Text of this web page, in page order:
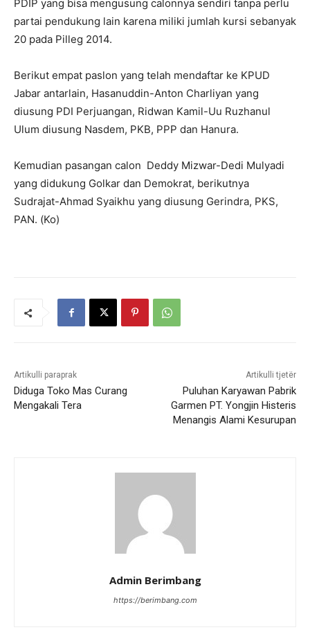
PDIP yang bisa mengusung calonnya sendiri tanpa perlu
partai pendukung lain karena miliki jumlah kursi sebanyak
20 pada Pilleg 2014.
Berikut empat paslon yang telah mendaftar ke KPUD
Jabar antarlain, Hasanuddin-Anton Charliyan yang
diusung PDI Perjuangan, Ridwan Kamil-Uu Ruzhanul
Ulum diusung Nasdem, PKB, PPP dan Hanura.
Kemudian pasangan calon Deddy Mizwar-Dedi Mulyadi
yang didukung Golkar dan Demokrat, berikutnya
Sudrajat-Ahmad Syaikhu yang diusung Gerindra, PKS,
PAN. (Ko)
Artikulli paraprak
Diduga Toko Mas Curang
Mengakali Tera
Artikulli tjetër
Puluhan Karyawan Pabrik
Garmen PT. Yongjin Histeris
Menangis Alami Kesurupan
Admin Berimbang
https://berimbang.com